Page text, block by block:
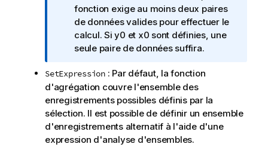
t
e
I
n
o
r
m
a
t
i
fonction exige au moins deux paires
de données valides pour effectuer le
calcul. Siy0 et x0 sont définies, une
seule paire de données suffira.
SetExpression: Par défaut, la fonction
d'agrégation couvre l'ensemble des
enregistrements possibles définis par la
sélection. Il est possible de définir un ensemble
d'enregistrements alternatif à l'aide d'une
expression d'analyse d'ensembles.